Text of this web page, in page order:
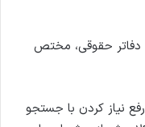
دفاتر حقوقی، مختص
رفع نیاز کردن با جستجو